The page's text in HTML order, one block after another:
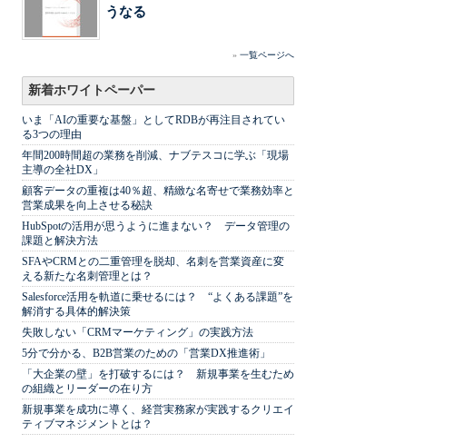
うなる
» 一覧ページへ
新着ホワイトペーパー
いま「AIの重要な基盤」としてRDBが再注目されてい
る3つの理由
年間200時間超の業務を削減、ナブテスコに学ぶ「現場
主導の全社DX」
顧客データの重複は40％超、精緻な名寄せで業務効率と
営業成果を向上させる秘訣
HubSpotの活用が思うように進まない？ データ管理の
課題と解決方法
SFAやCRMとの二重管理を脱却、名刺を営業資産に変
える新たな名刺管理とは？
Salesforce活用を軌道に乗せるには？ “よくある課題”を
解消する具体的解決策
失敗しない「CRMマーケティング」の実践方法
5分で分かる、B2B営業のための「営業DX推進術」
「大企業の壁」を打破するには？ 新規事業を生むため
の組織とリーダーの在り方
新規事業を成功に導く、経営実務家が実践するクリエイ
ティブマネジメントとは？